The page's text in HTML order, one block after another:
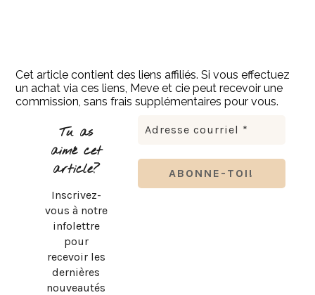
Cet article contient des liens affiliés. Si vous effectuez
un achat via ces liens, Meve et cie peut recevoir une
commission, sans frais supplémentaires pour vous.
Tu as
aimé cet
article?
Inscrivez-
vous à notre
infolettre
pour
recevoir les
dernières
nouveautés